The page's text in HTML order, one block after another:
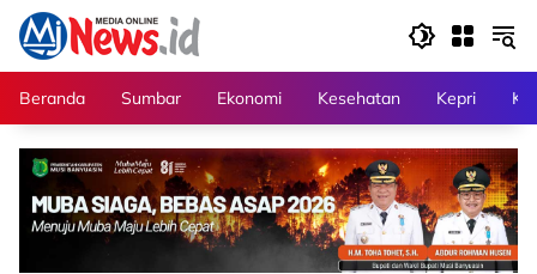
Langsung
konten
Beranda
Sumbar Ekonomi Kesehatan Kepri